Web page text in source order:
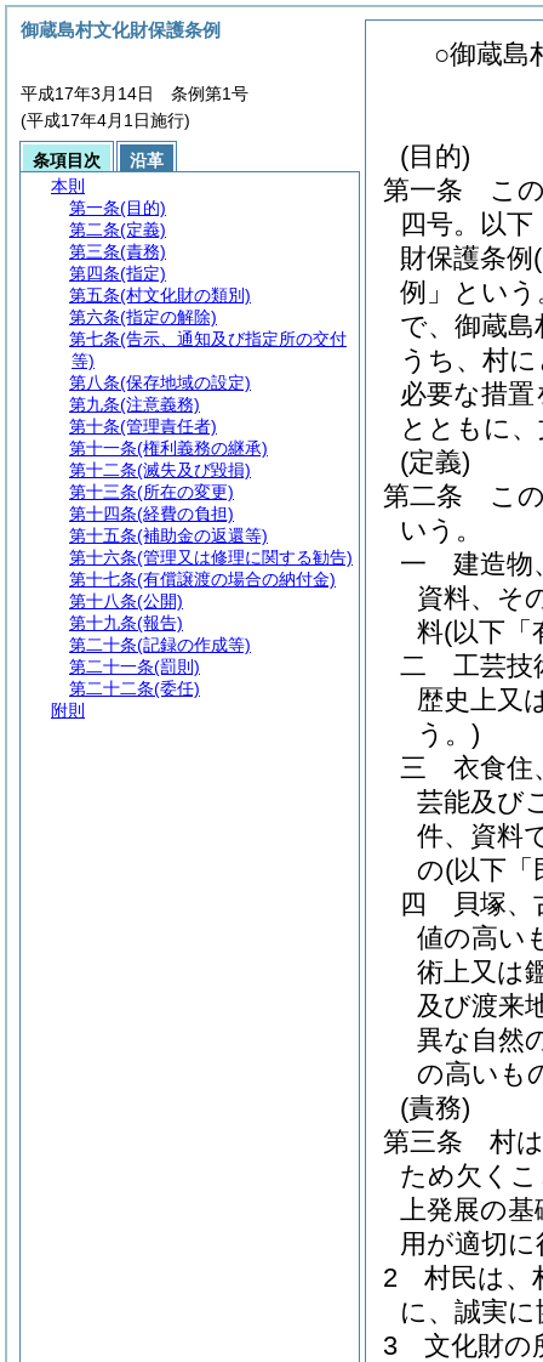
○御蔵島
(目的)
第一条
こ
四号。以
財保護条例
例」という
で、御蔵島
うち、村
必要な措
とともに
(定義)
第二条
こ
いう。
一
建造物
資料、そ
料(以下「
二
工芸技
歴史上又
う。)
三
衣食住
芸能及び
件、資料
の(以下「
四
貝塚
値の高い
術上又は
及び渡来
異な自然
の高いも
(責務)
第三条
村
ため欠く
上発展の
用が適切
2
村民は、
に、誠実
3
文化財の
御蔵島村文化財保護条例
平成17年3月14日 条例第1号
(平成17年4月1日施行)
条項目次
沿革
本則
第一条(目的)
第二条(定義)
第三条(責務)
第四条(指定)
第五条(村文化財の類別)
第六条(指定の解除)
第七条(告示、通知及び指定所の交付
等)
第八条(保存地域の設定)
第九条(注意義務)
第十条(管理責任者)
第十一条(権利義務の継承)
第十二条(滅失及び毀損)
第十三条(所在の変更)
第十四条(経費の負担)
第十五条(補助金の返還等)
第十六条(管理又は修理に関する勧告)
第十七条(有償譲渡の場合の納付金)
第十八条(公開)
第十九条(報告)
第二十条(記録の作成等)
第二十一条(罰則)
第二十二条(委任)
附則